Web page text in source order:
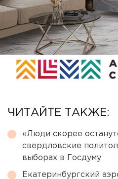
ЧИТАЙТЕ ТАКЖЕ:
«Люди скорее
свердловские
выборах в Госдуму
Екатеринбургский